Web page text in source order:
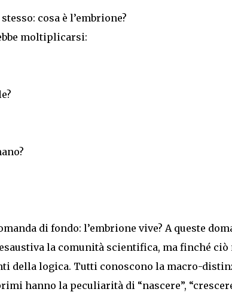
cosa è l’embrione?
moltiplicarsi:
di fondo: l’embrione vive? A queste
la comunità scientifica, ma finché ciò
della logica. Tutti conoscono la macro-
hanno la peculiarità di “nascere”,